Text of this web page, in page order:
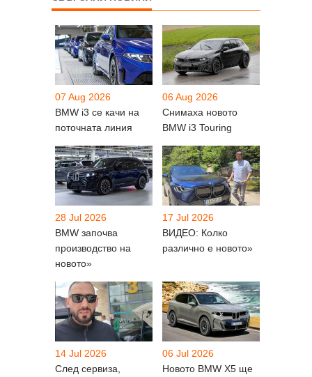
07 Aug 2026
BMW i3 се качи на
поточната линия
06 Aug 2026
Снимаха новото
BMW i3 Touring
28 Jul 2026
BMW започва
производство на
новото»
17 Jul 2026
ВИДЕО: Колко
различно е новото»
14 Jul 2026
След сервиза,
06 Jul 2026
Новото BMW X5 ще